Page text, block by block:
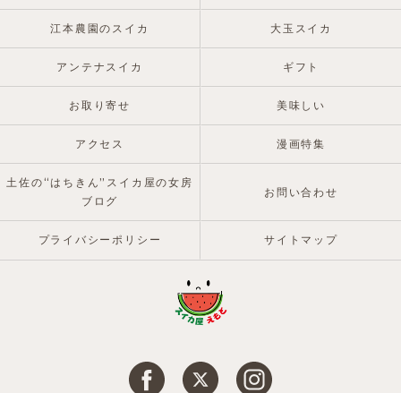
江本農園のスイカ 大玉スイカ
アンテナスイカ ギフト
お取り寄せ 美味しい
アクセス 漫画特集
土佐の“はちきん”スイカ屋の女房
ブログ
お問い合わせ
プライバシーポリシー サイトマップ